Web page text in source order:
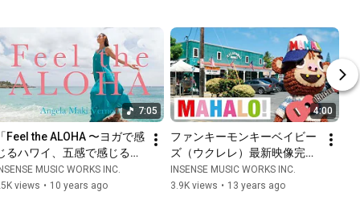
7:05
「Feel the ALOHA 〜ヨガで感
るハワイ、五感で感じるハ
イ〜」ダイジェスト版
INSENSE MUSIC WORKS INC.
views • 10 years ago
4:00
ファンキーモンキーベイビー
ズ（ウクレレ）最新映像完全
版！
INSENSE MUSIC WORKS INC.
3.9K views • 13 years ago